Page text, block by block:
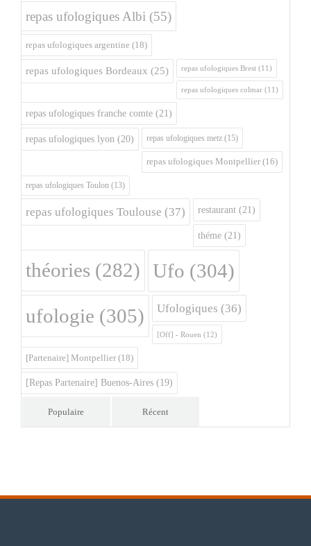
repas ufologiques Albi (55)
repas ufologiques argentine (18)
repas ufologiques Bordeaux (25) repas ufologiques Brest (11)
repas ufologiques colmar (11)
repas ufologiques franche comte (21)
repas ufologiques lyon (20) repas ufologiques metz (15)
repas ufologiques Montpellier (16)
repas ufologiques Toulon (13)
repas ufologiques Toulouse (37) restaurant (21)
théme (21)
théories (282) Ufo (304)
ufologie (305) Ufologiques (36)
[Off] - Rouen (12)
[Partenaire] Montpellier (18)
[Repas Partenaire] Buenos-Aires (19)
Populaire Récent